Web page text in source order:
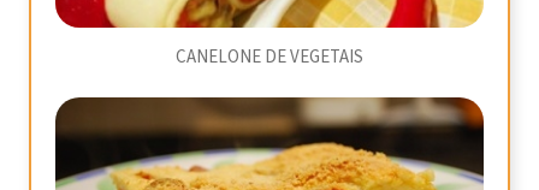
CANELONE DE VEGETAIS